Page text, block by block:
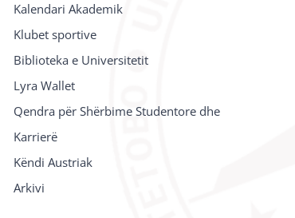
Kalendari Akademik
Klubet sportive
Biblioteka e Universitetit
Lyra Wallet
Qendra për Shërbime Studentore dhe
Karrierë
Këndi Austriak
Arkivi